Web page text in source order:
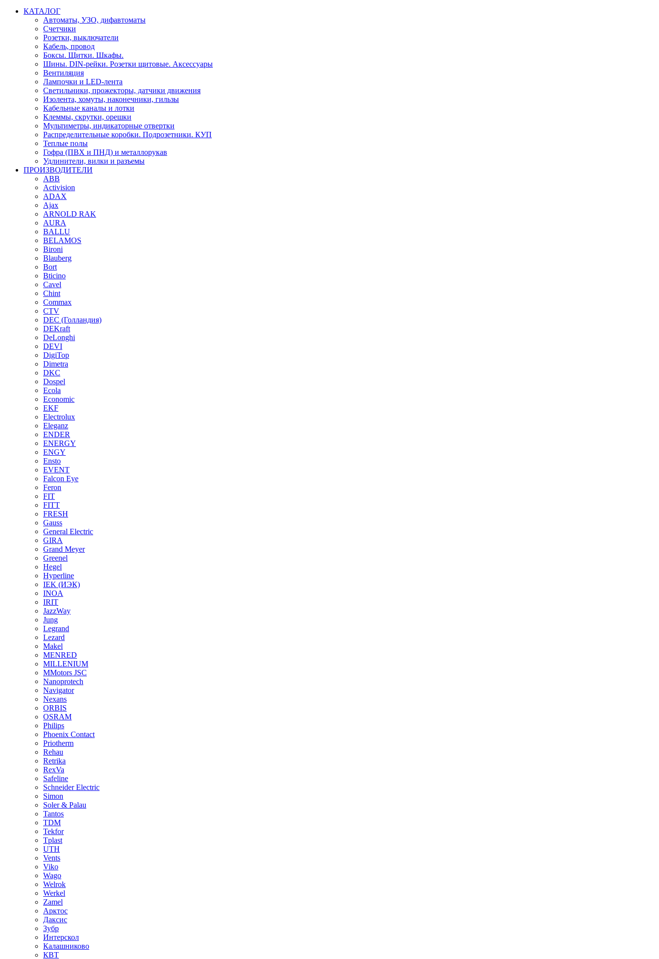
КАТАЛОГ
Автоматы, УЗО, дифавтоматы
Счетчики
Розетки, выключатели
Кабель, провод
Боксы. Щитки. Шкафы.
Шины. DIN-рейки. Розетки щитовые. Аксессуары
Вентиляция
Лампочки и LED-лента
Светильники, прожекторы, датчики движения
Изолента, хомуты, наконечники, гильзы
Кабельные каналы и лотки
Клеммы, скрутки, орешки
Мультиметры, индикаторные отвертки
Распределительные коробки. Подрозетники. КУП
Теплые полы
Гофра (ПВХ и ПНД) и металлорукав
Удлинители, вилки и разъемы
ПРОИЗВОДИТЕЛИ
ABB
Activision
ADAX
Ajax
ARNOLD RAK
AURA
BALLU
BELAMOS
Bironi
Blauberg
Bort
Bticino
Cavel
Chint
Commax
CTV
DEC (Голландия)
DEKraft
DeLonghi
DEVI
DigiTop
Dimetra
DKC
Dospel
Ecola
Economic
EKF
Electrolux
Eleganz
ENDER
ENERGY
ENGY
Ensto
EVENT
Falcon Eye
Feron
FIT
FITT
FRESH
Gauss
General Electric
GIRA
Grand Meyer
Greenel
Hegel
Hyperline
IEK (ИЭК)
INOA
IRIT
JazzWay
Jung
Legrand
Lezard
Makel
MENRED
MILLENIUM
MMotors JSC
Nanoprotech
Navigator
Nexans
ORBIS
OSRAM
Philips
Phoenix Contact
Priotherm
Rehau
Retrika
RexVa
Safeline
Schneider Electric
Simon
Soler & Palau
Tantos
TDM
Tekfor
Tplast
UTH
Vents
Viko
Wago
Welrok
Werkel
Zamel
Арктос
Даксис
Зубр
Интерскол
Калашниково
КВТ